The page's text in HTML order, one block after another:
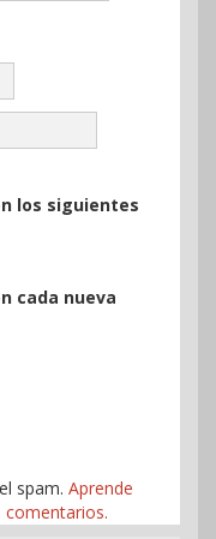
los siguientes
cada nueva
spam. Aprende